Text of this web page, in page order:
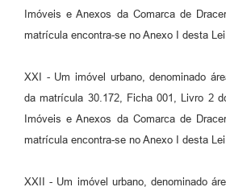
Imóveis e Anexos da Comarca de
matrícula encontra-se no Anexo I desta
XXI - Um imóvel urbano, denominado
da matrícula 30.172, Ficha 001, Livro 2
Imóveis e Anexos da Comarca de
matrícula encontra-se no Anexo I desta
XXII - Um imóvel urbano, denominado